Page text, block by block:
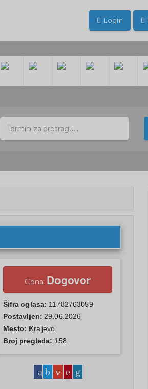
Login
Cena: Dogovor
Šifra oglasa: 11782763059
Postavljen: 29.06.2026
Mesto: Kraljevo
Broj pregleda: 158